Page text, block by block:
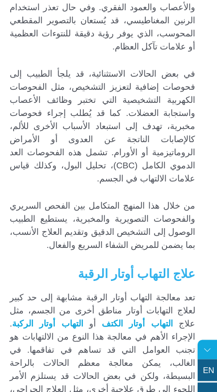
والأعصاب والعمود الفقري. وفي حال تعذر استخدام
الرنين المغناطيسي، قد يُستعان بالتصوير المقطعي
المحوسب، الذي يوفر رؤية دقيقة للنتوءات العظمية
أو علامات تآكل العظام.
في بعض الحالات الاستثنائية، قد يلجأ الطبيب إلى
فحوصات إضافية لتعزيز التشخيص، مثل الفحوصات
الكهربية التشخيصية التي تختبر وظائف الأعصاب
واستجابة العضلات. كما قد يُطلب إجراء فحوصات
مخبرية، تهدف إلى استبعاد الأسباب الأخرى للألم،
كالإصابات الناتجة عن العدوى أو الأمراض
الروماتيزمية أو الأورام. تشمل هذه الفحوصات العد
الدموي الكامل (CBC)، تحليل البول، وكذلك قياس
علامات الالتهاب في الجسم.
من خلال هذا المنهج المتكامل بين الفحص السريري
والفحوصات التصويرية والمخبرية، يستطيع الطبيب
الوصول إلى التشخيص الدقيق وتقديم العلاج الأنسب،
بما يضمن للمريض الشفاء السريع والفعال.
علاج التهاب أوتار الرقبة
تعد معالجة التهاب أوتار الرقبة مشابهة إلى حد كبير
لعلاج التهابات أوتار مناطق أخرى من الجسم، مثل
علاج
التهاب أوتار الكتف أو التهاب أوتار الركبة.
الإجراء الأهم في معالجة هذا النوع من الالتهابات هو
تجنب العوامل التي قد تساهم في تفاقمها. في
الغالب، يمكن معالجة معظم الحالات بالراحة
البسيطة، ولكن في بعض الحالات قد يستلزم الأمر
اللجوء إلى طرق علاجية أخرى، مثل العلاج الجراحي،
EN